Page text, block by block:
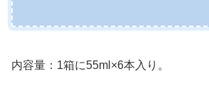
内容量：1箱に55ml×6本入り。